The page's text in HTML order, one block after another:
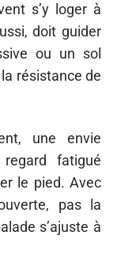
s’y loger à
doit guider
ou un sol
résistance de
une envie
fatigué
le pied. Avec
pas la
s’ajuste à